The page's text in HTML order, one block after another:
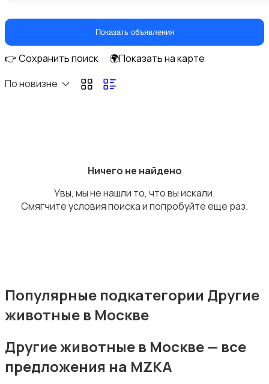
С/х животные
Другие животные
Товары для животных
Показать объявления
👉 Сохранить поиск
🌍Показать на карте
По новизне
Ничего не найдено
Увы, мы не нашли то, что вы искали.
Смягчите условия поиска и попробуйте еще раз.
Популярные подкатегории Другие
животные в Москве
Другие животные в Москве — все
предложения на MZKA